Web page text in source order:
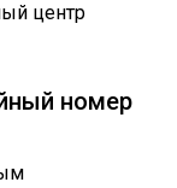
центр
номер